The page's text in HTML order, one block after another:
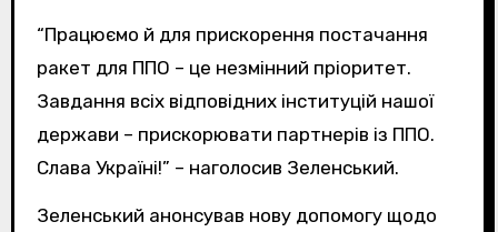
“Працюємо й для прискорення постачання
ракет для ППО – це незмінний пріоритет.
Завдання всіх відповідних інституцій нашої
держави – прискорювати партнерів із ППО.
Слава Україні!” – наголосив Зеленський.
Зеленський анонсував нову допомогу щодо